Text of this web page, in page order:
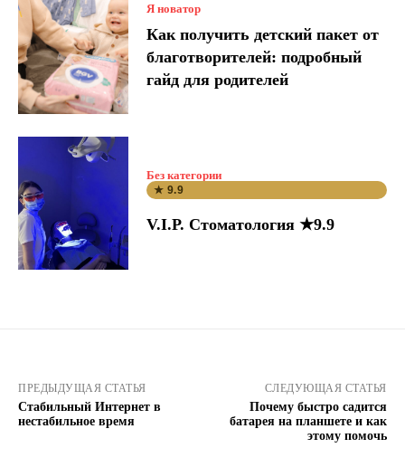
Я новатор
Как получить детский пакет от
благотворителей: подробный
гайд для родителей
Без категории
★ 9.9
V.I.P. Стоматология ★9.9
ПРЕДЫДУЩАЯ СТАТЬЯ
Стабильный Интернет в
нестабильное время
СЛЕДУЮЩАЯ СТАТЬЯ
Почему быстро садится
батарея на планшете и как
этому помочь